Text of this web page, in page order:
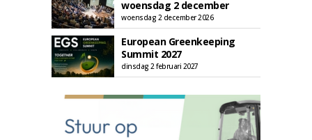
woensdag 2 december
woensdag 2 december 2026
European Greenkeeping
Summit 2027
dinsdag 2 februari 2027